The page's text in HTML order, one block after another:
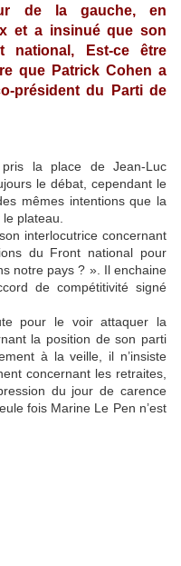
de la gauche, en
et a insinué que son
national, Est-ce être
que Patrick Cohen a
président du Parti de
la place de Jean-Luc
le débat, cependant le
mêmes intentions que la
plateau.
interlocutrice concernant
du Front national pour
notre pays ? ». Il enchaine
de compétitivité signé
pour le voir attaquer la
la position de son parti
à la veille, il n’insiste
concernant les retraites,
du jour de carence
fois Marine Le Pen n’est